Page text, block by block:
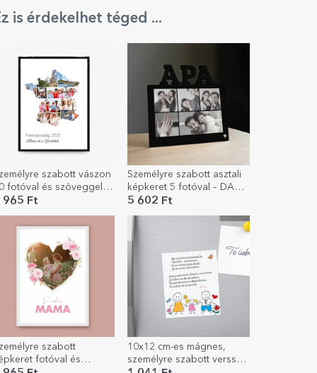
is érdekelhet téged ...
szabott vászon
fotóval és szöveggel -
965 Ft
Személyre szabott asztali
képkeret 5 fotóval – DAD
modell
5 602 Ft
szabott
fotóval és
10x12 cm-es mágnes,
személyre szabott verssel